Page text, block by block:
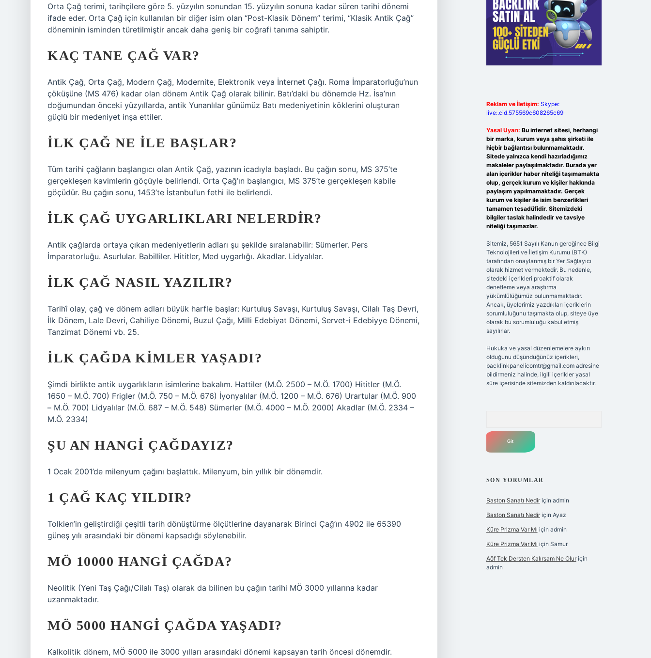
Orta Çağ terimi, tarihçilere göre 5. yüzyılın sonundan 15. yüzyılın sonuna kadar süren tarihi dönemi
ifade eder. Orta Çağ için kullanılan bir diğer isim olan “Post-Klasik Dönem” terimi, “Klasik Antik Çağ”
döneminin isminden türetilmiştir ancak daha geniş bir coğrafi tanıma sahiptir.
KAÇ TANE ÇAĞ VAR?
Antik Çağ, Orta Çağ, Modern Çağ, Modernite, Elektronik veya İnternet Çağı. Roma İmparatorluğu’nun
çöküşüne (MS 476) kadar olan dönem Antik Çağ olarak bilinir. Batı’daki bu dönemde Hz. İsa’nın
doğumundan önceki yüzyıllarda, antik Yunanlılar günümüz Batı medeniyetinin köklerini oluşturan
güçlü bir medeniyet inşa ettiler.
İLK ÇAĞ NE ILE BAŞLAR?
Tüm tarihi çağların başlangıcı olan Antik Çağ, yazının icadıyla başladı. Bu çağın sonu, MS 375’te
gerçekleşen kavimlerin göçüyle belirlendi. Orta Çağ’ın başlangıcı, MS 375’te gerçekleşen kabile
göçüdür. Bu çağın sonu, 1453’te İstanbul’un fethi ile belirlendi.
İLK ÇAĞ UYGARLIKLARI NELERDIR?
Antik çağlarda ortaya çıkan medeniyetlerin adları şu şekilde sıralanabilir: Sümerler. Pers
İmparatorluğu. Asurlular. Babilliler. Hititler, Med uygarlığı. Akadlar. Lidyalılar.
İLK ÇAĞ NASIL YAZILIR?
Tarihî olay, çağ ve dönem adları büyük harfle başlar: Kurtuluş Savaşı, Kurtuluş Savaşı, Cilalı Taş Devri,
İlk Dönem, Lale Devri, Cahiliye Dönemi, Buzul Çağı, Milli Edebiyat Dönemi, Servet-i Edebiyye Dönemi,
Tanzimat Dönemi vb. 25.
İLK ÇAĞDA KIMLER YAŞADI?
Şimdi birlikte antik uygarlıkların isimlerine bakalım. Hattiler (M.Ö. 2500 – M.Ö. 1700) Hititler (M.Ö.
1650 – M.Ö. 700) Frigler (M.Ö. 750 – M.Ö. 676) İyonyalılar (M.Ö. 1200 – M.Ö. 676) Urartular (M.Ö. 900
– M.Ö. 700) Lidyalılar (M.Ö. 687 – M.Ö. 548) Sümerler (M.Ö. 4000 – M.Ö. 2000) Akadlar (M.Ö. 2334 –
M.Ö. 2334)
ŞU AN HANGI ÇAĞDAYIZ?
1 Ocak 2001’de milenyum çağını başlattık. Milenyum, bin yıllık bir dönemdir.
1 ÇAĞ KAÇ YILDIR?
Tolkien’in geliştirdiği çeşitli tarih dönüştürme ölçütlerine dayanarak Birinci Çağ’ın 4902 ile 65390
güneş yılı arasındaki bir dönemi kapsadığı söylenebilir.
MÖ 10000 HANGI ÇAĞDA?
Neolitik (Yeni Taş Çağı/Cilalı Taş) olarak da bilinen bu çağın tarihi MÖ 3000 yıllarına kadar
uzanmaktadır.
MÖ 5000 HANGI ÇAĞDA YAŞADI?
Kalkolitik dönem, MÖ 5000 ile 3000 yılları arasındaki dönemi kapsayan tarih öncesi dönemdir.
Reklam ve İletişim: Skype:
live:.cid.575569c608265c69
Yasal Uyarı: Bu internet sitesi, herhangi
bir marka, kurum veya şahıs şirketi ile
hiçbir bağlantısı bulunmamaktadır.
Sitede yalnızca kendi hazırladığımız
makaleler paylaşılmaktadır. Burada yer
alan içerikler haber niteliği taşımamakta
olup, gerçek kurum ve kişiler hakkında
paylaşım yapılmamaktadır. Gerçek
kurum ve kişiler ile isim benzerlikleri
tamamen tesadüfidir. Sitemizdeki
bilgiler taslak halindedir ve tavsiye
niteliği taşımazlar.
Sitemiz, 5651 Sayılı Kanun gereğince Bilgi
Teknolojileri ve İletişim Kurumu (BTK)
tarafından onaylanmış bir Yer Sağlayıcı
olarak hizmet vermektedir. Bu nedenle,
sitedeki içerikleri proaktif olarak
denetleme veya araştırma
yükümlülüğümüz bulunmamaktadır.
Ancak, üyelerimiz yazdıkları içeriklerin
sorumluluğunu taşımakta olup, siteye üye
olarak bu sorumluluğu kabul etmiş
sayılırlar.
Hukuka ve yasal düzenlemelere aykırı
olduğunu düşündüğünüz içerikleri,
backlinkpanelicomtr@gmail.comadresine
bildirmeniz halinde, ilgili içerikler yasal
süre içerisinde sitemizden kaldırılacaktır.
SON YORUMLAR
Baston Sanatı Nediriçin admin
Baston Sanatı Nediriçin Ayaz
Küre Prizma Var Mı için admin
Küre Prizma Var Mı için Samur
Aöf Tek Dersten Kalırsam Ne Oluriçin
admin